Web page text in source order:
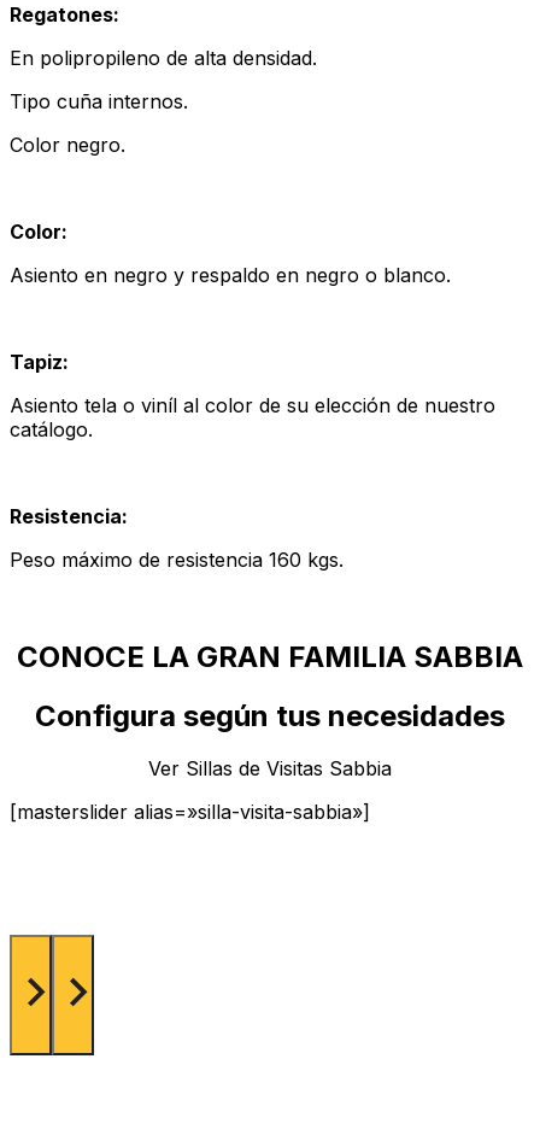
Regatones:
En polipropileno de alta densidad.
Tipo cuña internos.
Color negro.
Color:
Asiento en negro y respaldo en negro o blanco.
Tapiz:
Asiento tela o viníl al color de su elección de nuestro
catálogo.
Resistencia:
Peso máximo de resistencia 160 kgs.
CONOCE LA GRAN FAMILIA SABBIA
Configura según tus necesidades
Ver Sillas de Visitas Sabbia
[masterslider alias=»silla-visita-sabbia»]